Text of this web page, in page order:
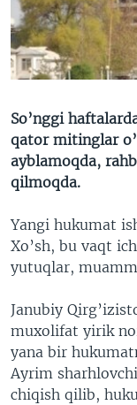
VIDEO
XABARLAR
ODNOKLASSNIKI
TELEGRAM
TWITTER
SOUNDCLOUD
VOA
So’nggi
qator mitinglar
ayblamoqda,
qilmoqda.
Yangi hukumat
Xo’sh, bu vaqt
yutuqlar,
Janubiy
muxolifat yirik
yana bir
Ayrim
chiqish qilib,